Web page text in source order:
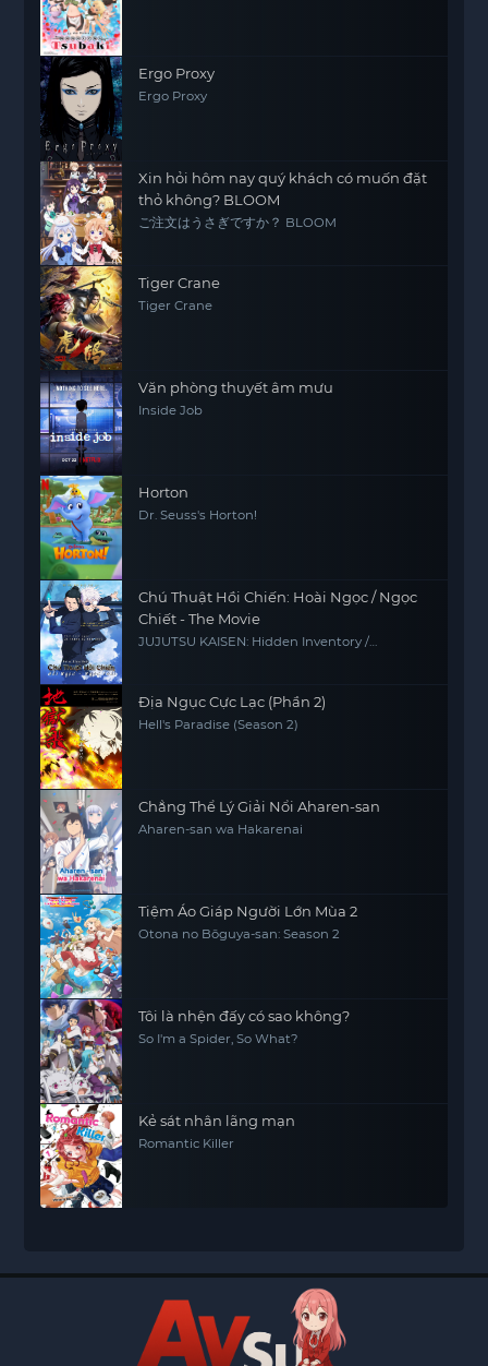
Ergo Proxy
Ergo Proxy
Xin hỏi hôm nay quý khách có muốn đặt
thỏ không? BLOOM
ご注文はうさぎですか？ BLOOM
Tiger Crane
Tiger Crane
Văn phòng thuyết âm mưu
Inside Job
Horton
Dr. Seuss's Horton!
Chú Thuật Hồi Chiến: Hoài Ngọc / Ngọc
Chiết - The Movie
JUJUTSU KAISEN: Hidden Inventory /
Địa Ngục Cực Lạc (Phần 2)
Hell's Paradise (Season 2)
Chẳng Thể Lý Giải Nổi Aharen-san
Aharen-san wa Hakarenai
Tiệm Áo Giáp Người Lớn Mùa 2
Otona no Bōguya-san: Season 2
Tôi là nhện đấy có sao không?
So I'm a Spider, So What?
Kẻ sát nhân lãng mạn
Romantic Killer